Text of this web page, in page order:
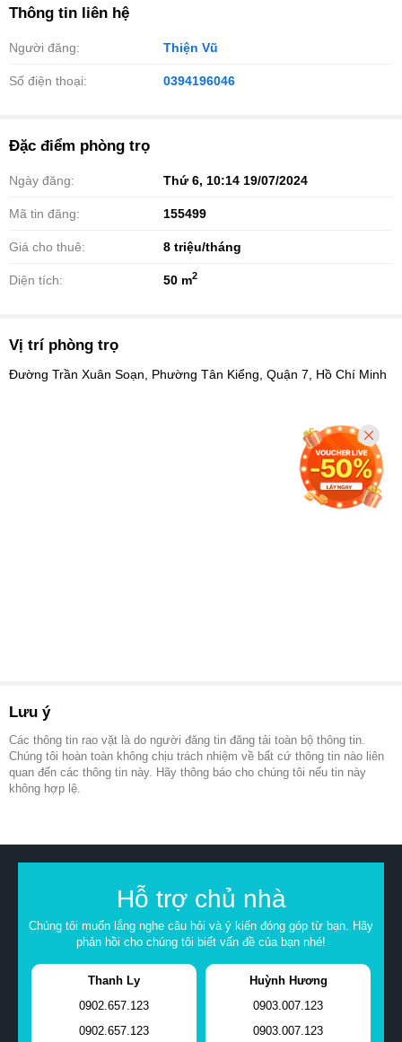
Thông tin liên hệ
Người đăng: Thiện Vũ
Số điện thoại: 0394196046
Đặc điểm phòng trọ
Ngày đăng: Thứ 6, 10:14 19/07/2024
Mã tin đăng: 155499
Giá cho thuê: 8 triệu/tháng
Diện tích: 50 m2
Vị trí phòng trọ
Đường Trần Xuân Soạn, Phường Tân Kiểng, Quận 7, Hồ Chí Minh
Lưu ý
Các thông tin rao vặt là do người đăng tin đăng tải toàn bộ thông tin.
Chúng tôi hoàn toàn không chịu trách nhiệm về bất cứ thông tin nào liên
quan đến các thông tin này. Hãy thông báo cho chúng tôi nếu tin này
không hợp lệ.
Hỗ trợ chủ nhà
Chúng tôi muốn lắng nghe câu hỏi và ý kiến đóng góp từ bạn. Hãy
phản hồi cho chúng tôi biết vấn đề của bạn nhé!
Thanh Ly
0902.657.123
0902.657.123
Huỳnh Hương
0903.007.123
0903.007.123